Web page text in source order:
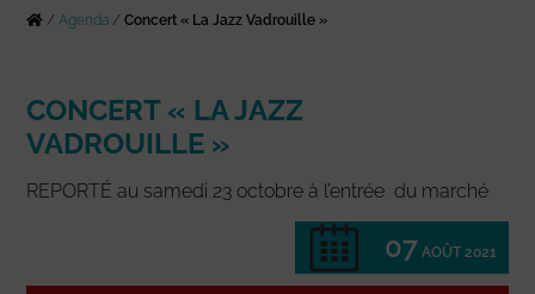
/Agenda /Concert « La Jazz Vadrouille »
CONCERT « LA JAZZ
VADROUILLE »
REPORTÉ au samedi 23 octobre à l’entrée du marché
07 AOÛT 2021